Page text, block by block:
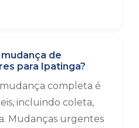
de
para Ipatinga?
completa é
incluindo coleta,
Mudanças urgentes